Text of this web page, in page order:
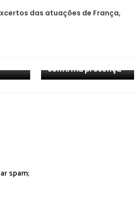
das atuações de França,
confirma presença
spam;